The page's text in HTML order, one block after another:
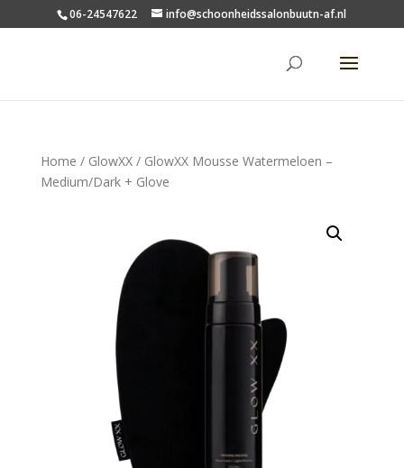
06-24547622 info@schoonheidssalonbuutn-af.nl
Home / GlowXX/ GlowXX Mousse Watermeloen –
Medium/Dark + Glove